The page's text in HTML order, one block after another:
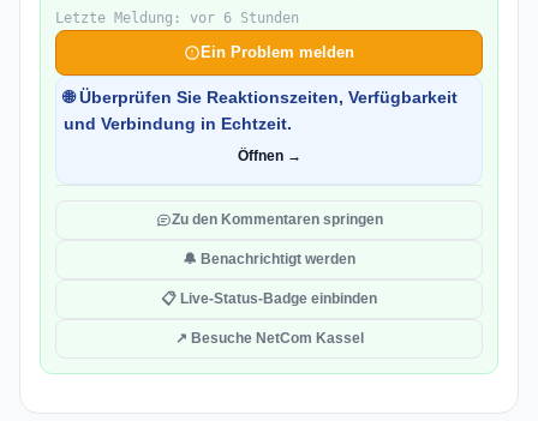
Letzte Meldung: vor 6 Stunden
Ein Problem melden
🌐 Überprüfen Sie Reaktionszeiten, Verfügbarkeit
und Verbindung in Echtzeit.
Öffnen →
Zu den Kommentaren springen
🔔 Benachrichtigt werden
📋 Live-Status-Badge einbinden
↗ Besuche NetCom Kassel